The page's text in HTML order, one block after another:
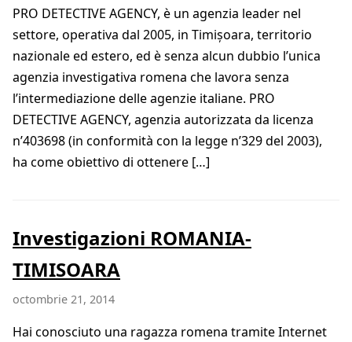
PRO DETECTIVE AGENCY, è un agenzia leader nel
settore, operativa dal 2005, in Timișoara, territorio
nazionale ed estero, ed è senza alcun dubbio l’unica
agenzia investigativa romena che lavora senza
l’intermediazione delle agenzie italiane. PRO
DETECTIVE AGENCY, agenzia autorizzata da licenza
n’403698 (in conformità con la legge n’329 del 2003),
ha come obiettivo di ottenere […]
Investigazioni ROMANIA-
TIMISOARA
octombrie 21, 2014
Hai conosciuto una ragazza romena tramite Internet